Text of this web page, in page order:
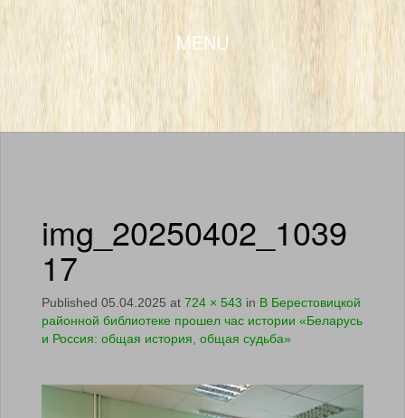
MENU
img_20250402_1039
17
Published 05.04.2025 at 724 × 543 in В Берестовицкой
районной библиотеке прошел час истории «Беларусь
и Россия: общая история, общая судьба»